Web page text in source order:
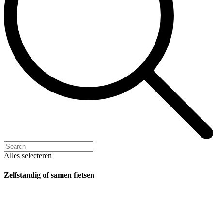
Alles selecteren
Zelfstandig of samen fietsen